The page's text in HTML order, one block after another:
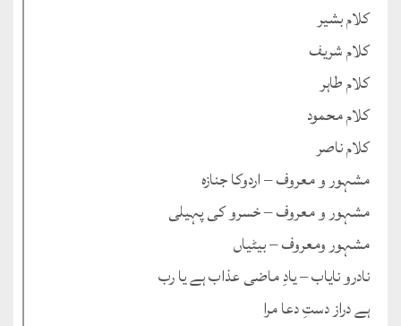
کلام بشیر
کلام شریف
کلام طاہر
کلام محمود
کلام ناصر
مشہور و معروف – اردوکا جنازہ
مشہور و معروف – خسرو کی پہیلی
مشہور ومعروف – بیٹیاں
نادرو نایاب – یادِ ماضی عذاب ہے یا رب
ہے دراز دستِ دعا مرا